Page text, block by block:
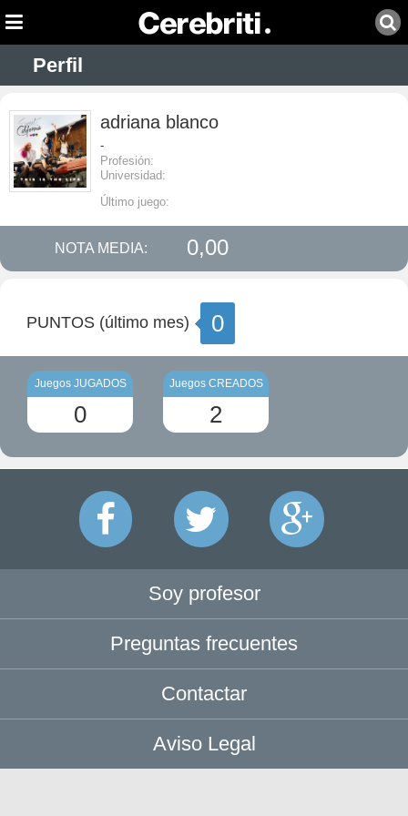
Perfil
adriana blanco
-
Profesión:
Universidad:
Último juego:
NOTA MEDIA: 0,00
PUNTOS (último mes) 0
Juegos JUGADOS
0
Juegos CREADOS
2
Soy profesor
Preguntas frecuentes
Contactar
Aviso Legal